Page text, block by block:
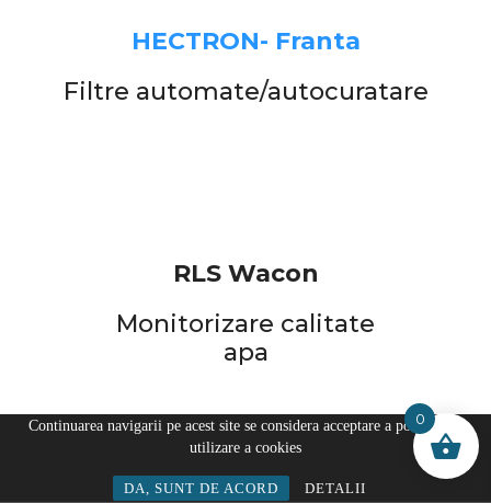
Continuarea navigarii pe acest site se considera acceptare a politicii de
utilizare a cookies
DA, SUNT DE ACORD DETALII
HECTRON- Franta
Filtre automate/autocuratare
RLS Wacon
Monitorizare calitate
apa
Cart Wishlist
0